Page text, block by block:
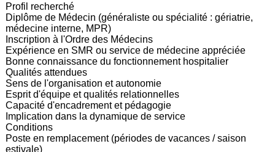
Profil recherché
Diplôme de Médecin (généraliste ou spécialité : gériatrie,
médecine interne, MPR)
Inscription à l'Ordre des Médecins
Expérience en SMR ou service de médecine appréciée
Bonne connaissance du fonctionnement hospitalier
Qualités attendues
Sens de l'organisation et autonomie
Esprit d'équipe et qualités relationnelles
Capacité d'encadrement et pédagogie
Implication dans la dynamique de service
Conditions
Poste en remplacement (périodes de vacances / saison
estivale)